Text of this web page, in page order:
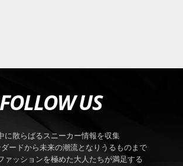
FOLLOW US
に散らばるスニーカー情報を収集
ードから未来の潮流となりうるものまで
ァッションを極めた大人たちが満足する